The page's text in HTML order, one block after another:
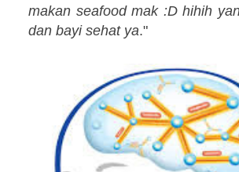
makan seafood mak :D hihih
dan bayi sehat ya."